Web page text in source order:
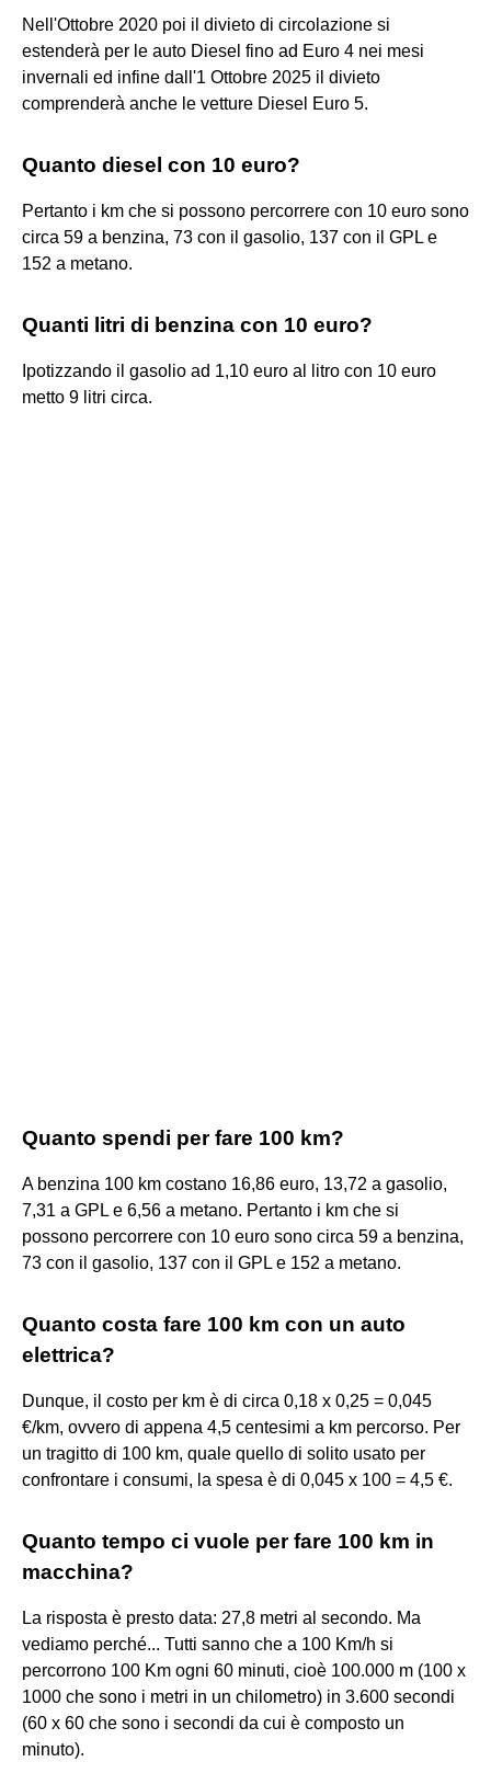
Nell'Ottobre 2020 poi il divieto di circolazione si
estenderà per le auto Diesel fino ad Euro 4 nei mesi
invernali ed infine dall'1 Ottobre 2025 il divieto
comprenderà anche le vetture Diesel Euro 5.
Quanto diesel con 10 euro?
Pertanto i km che si possono percorrere con 10 euro sono
circa 59 a benzina, 73 con il gasolio, 137 con il GPL e
152 a metano.
Quanti litri di benzina con 10 euro?
Ipotizzando il gasolio ad 1,10 euro al litro con 10 euro
metto 9 litri circa.
Quanto spendi per fare 100 km?
A benzina 100 km costano 16,86 euro, 13,72 a gasolio,
7,31 a GPL e 6,56 a metano. Pertanto i km che si
possono percorrere con 10 euro sono circa 59 a benzina,
73 con il gasolio, 137 con il GPL e 152 a metano.
Quanto costa fare 100 km con un auto
elettrica?
Dunque, il costo per km è di circa 0,18 x 0,25 = 0,045
€/km, ovvero di appena 4,5 centesimi a km percorso. Per
un tragitto di 100 km, quale quello di solito usato per
confrontare i consumi, la spesa è di 0,045 x 100 = 4,5 €.
Quanto tempo ci vuole per fare 100 km in
macchina?
La risposta è presto data: 27,8 metri al secondo. Ma
vediamo perché... Tutti sanno che a 100 Km/h si
percorrono 100 Km ogni 60 minuti, cioè 100.000 m (100 x
1000 che sono i metri in un chilometro) in 3.600 secondi
(60 x 60 che sono i secondi da cui è composto un
minuto).